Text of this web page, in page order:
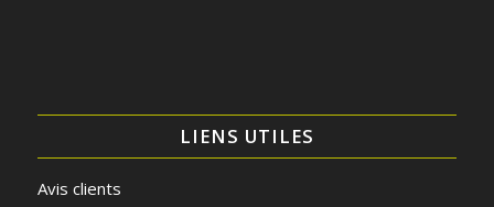
LIENS UTILES
Avis clients